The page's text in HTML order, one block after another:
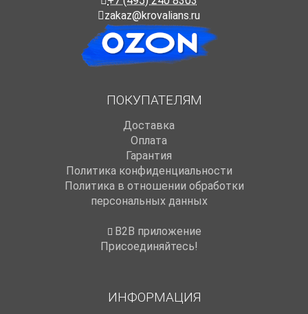
zakaz@krovalians.ru
ПОКУПАТЕЛЯМ
Доставка
Оплата
Гарантия
Политика конфиденциальности
Политика в отношении обработки
персональных данных
B2B приложение
Присоединяйтесь!
ИНФОРМАЦИЯ